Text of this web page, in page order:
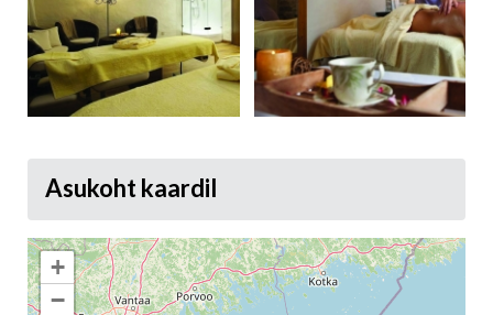
Asukoht kaardil
+
−